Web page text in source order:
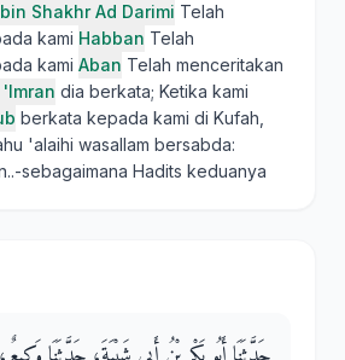
Shakhr Ad Darimi Telah
kami Habban Telah
kami Aban Telah menceritakan
'Imran dia berkata; Ketika kami
berkata kepada kami di Kufah,
'alaihi wasallam bersabda:
sebagaimana Hadits keduanya